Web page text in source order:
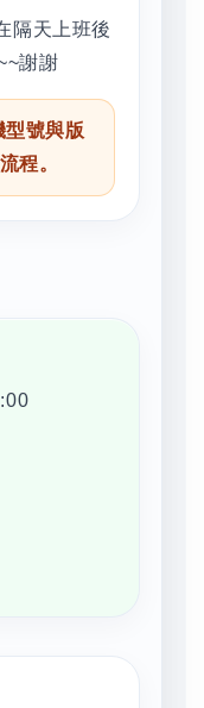
隔天上班後
謝謝
號與版
程。